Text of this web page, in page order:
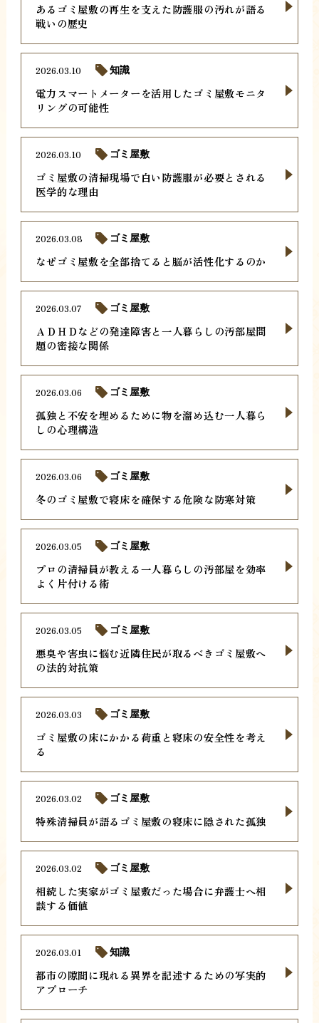
あるゴミ屋敷の再生を支えた防護服の汚れが語る
戦いの歴史
電力スマートメーターを活用したゴミ屋敷モニタ
リングの可能性
2026.03.10 知識
ゴミ屋敷の清掃現場で白い防護服が必要とされる
医学的な理由
2026.03.10 ゴミ屋敷
なぜゴミ屋敷を全部捨てると脳が活性化するのか
2026.03.08 ゴミ屋敷
ＡＤＨＤなどの発達障害と一人暮らしの汚部屋問
題の密接な関係
2026.03.07 ゴミ屋敷
孤独と不安を埋めるために物を溜め込む一人暮ら
しの心理構造
2026.03.06 ゴミ屋敷
冬のゴミ屋敷で寝床を確保する危険な防寒対策
2026.03.06 ゴミ屋敷
プロの清掃員が教える一人暮らしの汚部屋を効率
よく片付ける術
2026.03.05 ゴミ屋敷
悪臭や害虫に悩む近隣住民が取るべきゴミ屋敷へ
の法的対抗策
2026.03.05 ゴミ屋敷
ゴミ屋敷の床にかかる荷重と寝床の安全性を考え
る
2026.03.03 ゴミ屋敷
特殊清掃員が語るゴミ屋敷の寝床に隠された孤独
2026.03.02 ゴミ屋敷
相続した実家がゴミ屋敷だった場合に弁護士へ相
談する価値
2026.03.02 ゴミ屋敷
都市の隙間に現れる異界を記述するための写実的
アプローチ
2026.03.01 知識